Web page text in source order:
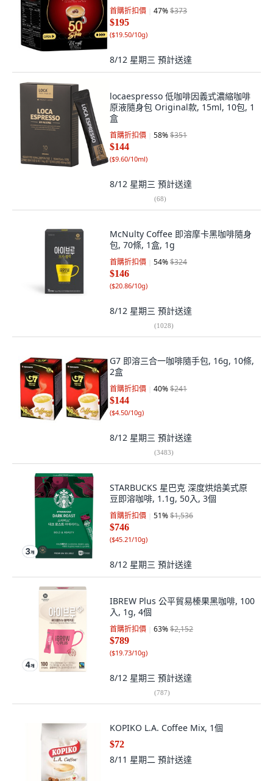
首購折扣價 47%$373
$195
($19.50/10g)
8/12 星期三 預計送達
locaespresso 低咖啡因義式濃縮咖啡
原液隨身包 Original款, 15ml, 10包, 1
盒
首購折扣價 58%$351
$144
($9.60/10ml)
8/12 星期三 預計送達
(68)
McNulty Coffee 即溶摩卡黑咖啡隨身
包, 70條, 1盒, 1g
首購折扣價 54%$324
$146
($20.86/10g)
8/12 星期三 預計送達
(1028)
G7 即溶三合一咖啡隨手包, 16g, 10條,
2盒
首購折扣價 40%$241
$144
($4.50/10g)
8/12 星期三 預計送達
(3483)
STARBUCKS 星巴克 深度烘焙美式原
豆即溶咖啡, 1.1g, 50入, 3個
首購折扣價 51%$1,536
$746
($45.21/10g)
8/12 星期三 預計送達
IBREW Plus 公平貿易榛果黑咖啡, 100
入, 1g, 4個
首購折扣價 63%$2,152
$789
($19.73/10g)
8/12 星期三 預計送達
(787)
KOPIKO L.A. Coffee Mix, 1個
$72
8/11 星期二 預計送達